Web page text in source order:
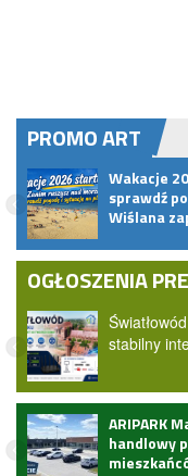
PROMO ART
Wakacje
sprawdź
Wiślana
OGŁOSZENIA
stabilny
ARIPARK
handlowy